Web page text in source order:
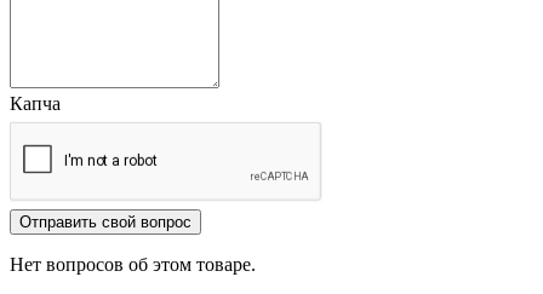
Капча
Отправить свой вопрос
Нет вопросов об этом товаре.